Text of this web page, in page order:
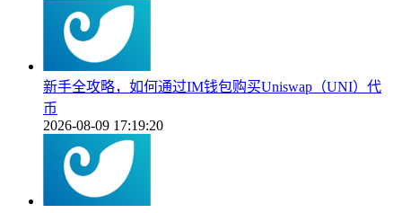
新手全攻略，如何通过IM钱包购买Uniswap（UNI）代
币
2026-08-09 17:19:20